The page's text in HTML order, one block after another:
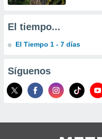
o a través
de
uso de
con el
El tiempo...
El Tiempo 1 - 7 días
Síguenos